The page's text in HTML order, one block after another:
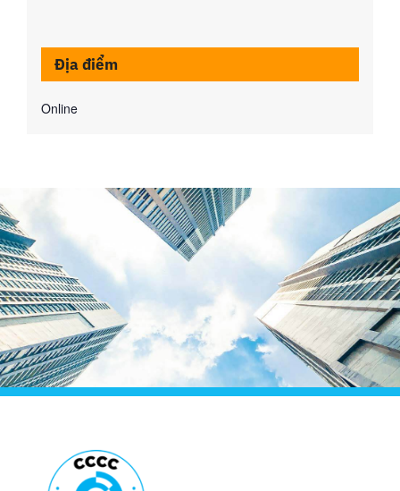
Địa điểm
Online